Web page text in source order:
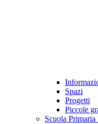
Spazi
Progetti
Piccole
Scuola